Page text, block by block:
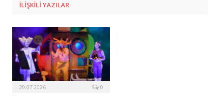
ILIŞKILI YAZILAR
20.07.2026 0